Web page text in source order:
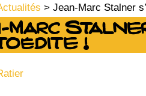
> Jean-Marc Stalner
Marc
!